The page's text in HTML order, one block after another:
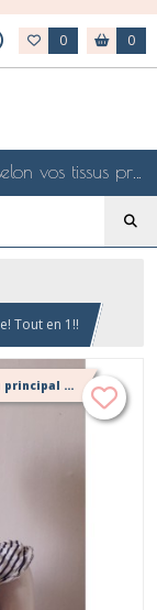
0 0
Choisissez un modèle et personnalisez-le selon vos tissus préférés de mes collections en ligne, je le confectionnerai selon vos souhaits
Tout en 1!!
Cet article n'est plus proposé, retournez au menu principal ou contactez moi!